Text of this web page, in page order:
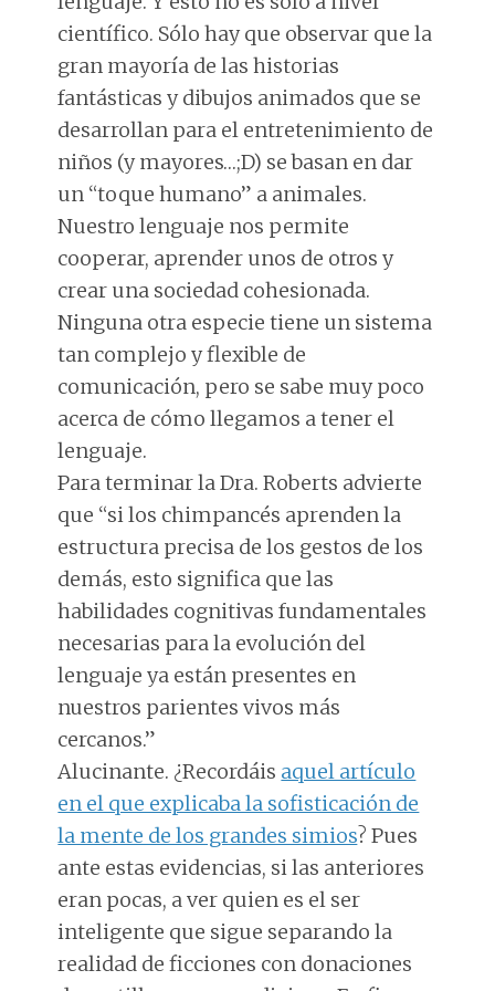
científico. Sólo hay que observar que la
gran mayoría de las historias
fantásticas y dibujos animados que se
desarrollan para el entretenimiento de
niños (y mayores…;D) se basan en dar
un “toque humano” a animales.
Nuestro lenguaje nos permite
cooperar, aprender unos de otros y
crear una sociedad cohesionada.
Ninguna otra especie tiene un sistema
tan complejo y flexible de
comunicación, pero se sabe muy poco
acerca de cómo llegamos a tener el
lenguaje.
Para terminar la Dra. Roberts advierte
que “si los chimpancés aprenden la
estructura precisa de los gestos de los
demás, esto significa que las
habilidades cognitivas fundamentales
necesarias para la evolución del
lenguaje ya están presentes en
nuestros parientes vivos más
cercanos.”
Alucinante. ¿Recordáis aquel artículo
en el que explicaba la sofisticación de
la mente de los grandes simios? Pues
ante estas evidencias, si las anteriores
eran pocas, a ver quien es el ser
inteligente que sigue separando la
realidad de ficciones con donaciones